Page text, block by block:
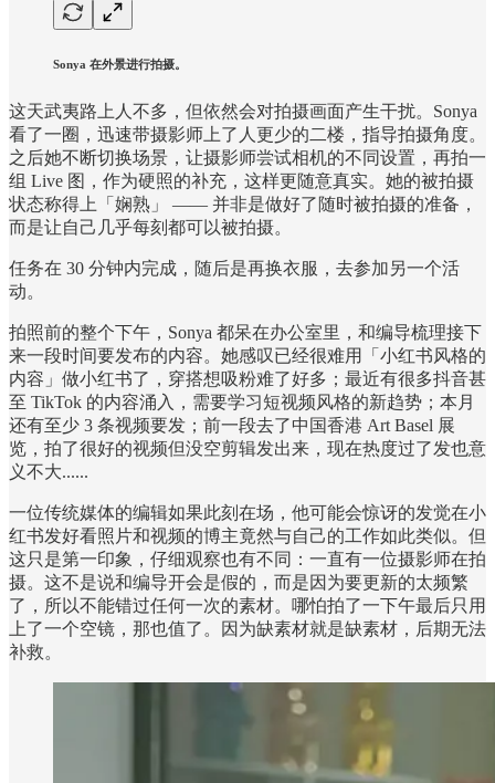
Sonya 在外景进行拍摄。
这天武夷路上人不多，但依然会对拍摄画面产生干扰。Sonya
看了一圈，迅速带摄影师上了人更少的二楼，指导拍摄角度。
之后她不断切换场景，让摄影师尝试相机的不同设置，再拍一
组 Live 图，作为硬照的补充，这样更随意真实。她的被拍摄
状态称得上「娴熟」 —— 并非是做好了随时被拍摄的准备，
而是让自己几乎每刻都可以被拍摄。
任务在 30 分钟内完成，随后是再换衣服，去参加另一个活
动。
拍照前的整个下午，Sonya 都呆在办公室里，和编导梳理接下
来一段时间要发布的内容。她感叹已经很难用「小红书风格的
内容」做小红书了，穿搭想吸粉难了好多；最近有很多抖音甚
至 TikTok 的内容涌入，需要学习短视频风格的新趋势；本月
还有至少 3 条视频要发；前一段去了中国香港 Art Basel 展
览，拍了很好的视频但没空剪辑发出来，现在热度过了发也意
义不大......
一位传统媒体的编辑如果此刻在场，他可能会惊讶的发觉在小
红书发好看照片和视频的博主竟然与自己的工作如此类似。但
这只是第一印象，仔细观察也有不同：一直有一位摄影师在拍
摄。这不是说和编导开会是假的，而是因为要更新的太频繁
了，所以不能错过任何一次的素材。哪怕拍了一下午最后只用
上了一个空镜，那也值了。因为缺素材就是缺素材，后期无法
补救。